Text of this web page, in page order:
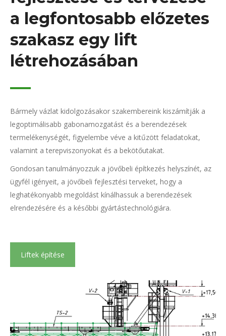
a legfontosabb előzetes
szakasz egy lift
létrehozásában
Bármely vázlat kidolgozásakor szakembereink kiszámítják a
legoptimálisabb gabonamozgatást és a berendezések
termelékenységét, figyelembe véve a kitűzött feladatokat,
valamint a terepviszonyokat és a bekötőutakat.
Gondosan tanulmányozzuk a jövőbeli építkezés helyszínét, az
ügyfél igényeit, a jövőbeli fejlesztési terveket, hogy a
leghatékonyabb megoldást kínálhassuk a berendezések
elrendezésére és a későbbi gyártástechnológiára.
Liftek építése